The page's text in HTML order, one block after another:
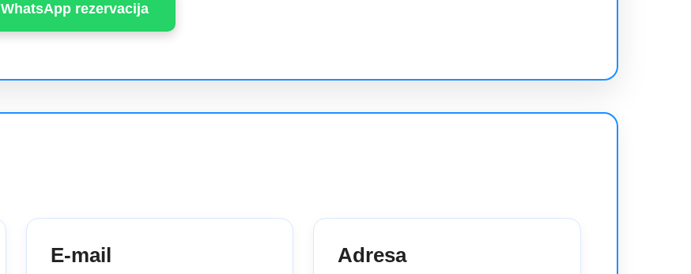
WhatsApp rezervacija
E-mail Adresa